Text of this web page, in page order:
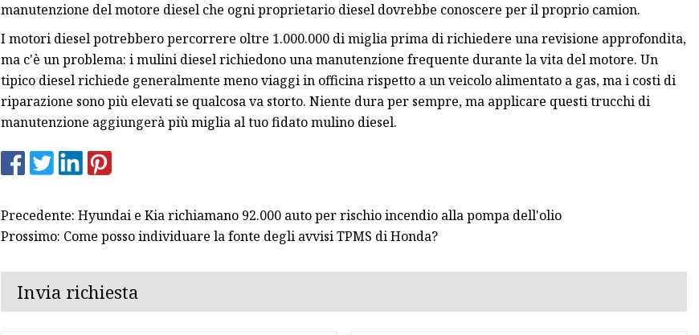
manutenzione del motore diesel che ogni proprietario diesel dovrebbe conoscere per il proprio camion.
I motori diesel potrebbero percorrere oltre 1.000.000 di miglia prima di richiedere una revisione approfondita,
ma c'è un problema: i mulini diesel richiedono una manutenzione frequente durante la vita del motore. Un
tipico diesel richiede generalmente meno viaggi in officina rispetto a un veicolo alimentato a gas, ma i costi di
riparazione sono più elevati se qualcosa va storto. Niente dura per sempre, ma applicare questi trucchi di
manutenzione aggiungerà più miglia al tuo fidato mulino diesel.
Precedente: Hyundai e Kia richiamano 92.000 auto per rischio incendio alla pompa dell'olio
Prossimo: Come posso individuare la fonte degli avvisi TPMS di Honda?
Invia richiesta